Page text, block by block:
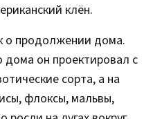
клён.
о продолжении дома.
дома он проектировал с
сорта, а на
флоксы, мальвы,